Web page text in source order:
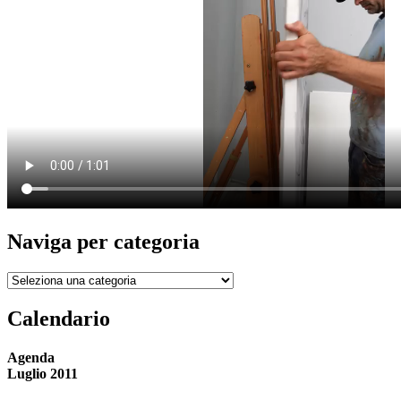
Naviga per categoria
Naviga
categoria
Calendario
Agenda
Luglio 2011